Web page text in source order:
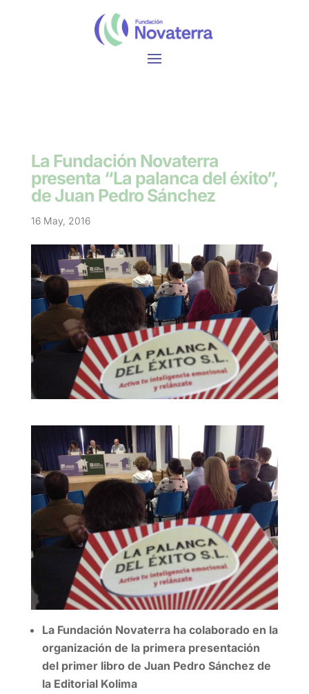
La Fundación Novaterra
presenta “La palanca del éxito”,
de Juan Pedro Sánchez
16 May, 2016
La Fundación Novaterra ha colaborado en la
organización de la primera presentación
del primer libro de Juan Pedro Sánchez de
la Editorial Kolima